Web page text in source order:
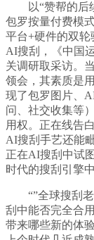
以“赞帮的后续
包罗按量付费模
平台+硬件的双轮
AI搜刮，《中国
关调研取采访。
领会，其素质是
现了包罗图片、
问、社交收集等
用权。正在线告
AI搜刮手艺还能
正在AI搜刮中试
时代的搜刮引擎
“”全球搜刮老
刮中能否完全合
带来哪些新的体